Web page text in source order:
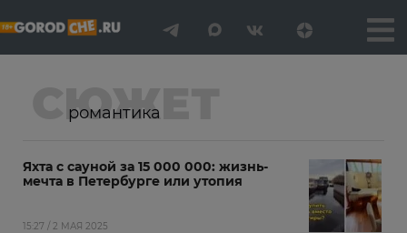
СЮЖЕТ
романтика
Яхта с сауной за 15 000 000: жизнь-
мечта в Петербурге или утопия
15:27 / 2 МАЯ 2025